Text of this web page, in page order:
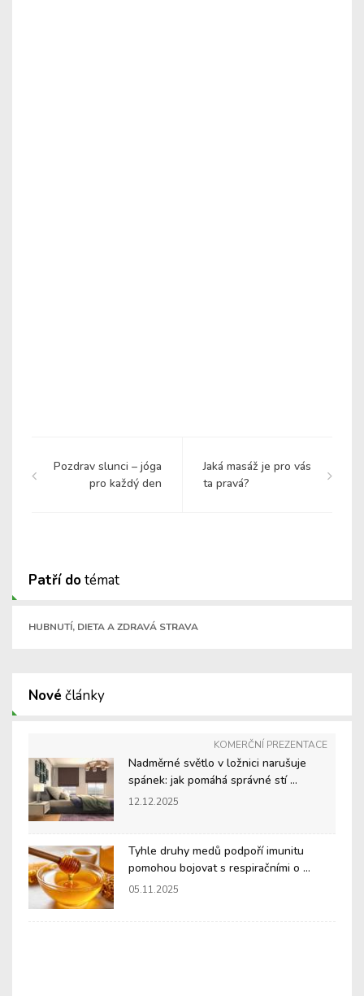
Pozdrav slunci – jóga
pro každý den
Jaká masáž je pro vás
ta pravá?
Patří dotémat
HUBNUTÍ, DIETA A ZDRAVÁ STRAVA
Nové články
KOMERČNÍ PREZENTACE
Nadměrné světlo v ložnici narušuje
spánek: jak pomáhá správné stí ...
12.12.2025
Tyhle druhy medů podpoří imunitu
pomohou bojovat s respiračními o ...
05.11.2025